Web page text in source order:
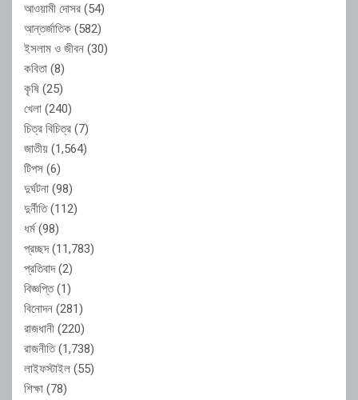
আওয়ামী দোসর (54)
আন্তর্জাতিক (582)
ইসলাম ও জীবন (30)
কবিতা (8)
কৃষি (25)
খেলা (240)
চিত্র বিচিত্র (7)
জাতীয় (1,564)
টিপস (6)
দুর্ঘটনা (98)
দুর্নীতি(112)
ধর্ম(98)
প্রচ্ছদ(11,783)
প্রতিবাদ(2)
বিজ্ঞপ্তি(1)
বিনোদন (281)
রাজধানী (220)
রাজনীতি(1,738)
লাইফস্টাইল (55)
শিক্ষা (78)